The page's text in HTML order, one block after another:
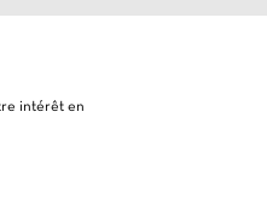
intérêt en